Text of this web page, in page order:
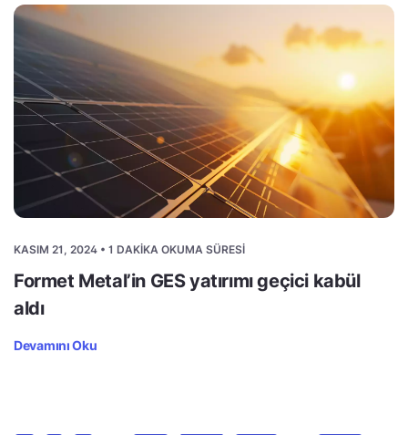
KASIM 21, 2024 • 1 DAKIKA OKUMA SÜRESI
Formet Metal’in GES yatırımı geçici kabül
aldı
Devamını Oku